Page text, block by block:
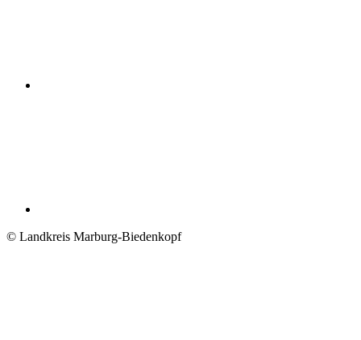
© Landkreis Marburg-Biedenkopf